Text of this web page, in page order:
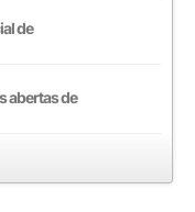
de
abertas de